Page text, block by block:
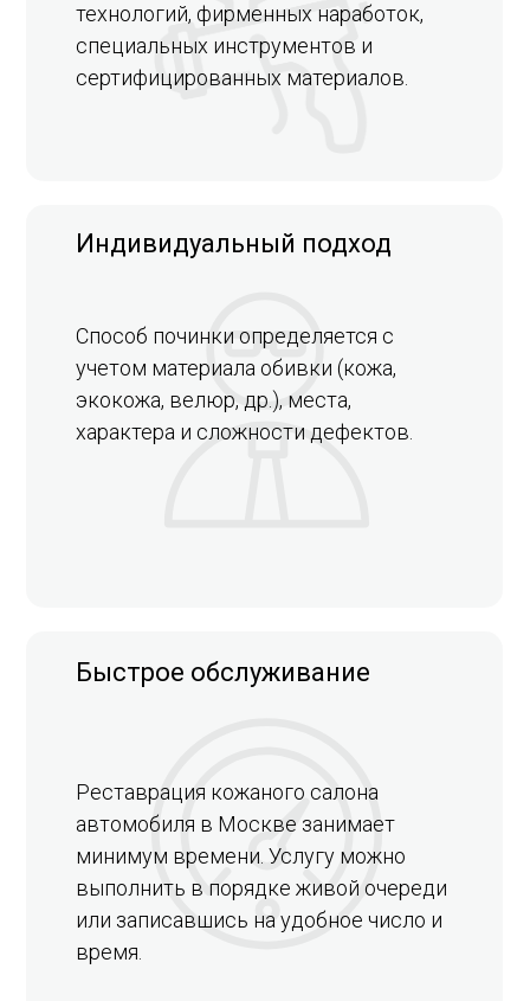
Индивидуальный подход
Быстрое обслуживание
технологий, фирменных наработок,
специальных инструментов и
сертифицированных материалов.
Способ починки определяется с
учетом материала обивки (кожа,
экокожа, велюр, др.), места,
характера и сложности дефектов.
Реставрация кожаного салона
автомобиля в Москве занимает
минимум времени. Услугу можно
выполнить в порядке живой очереди
или записавшись на удобное число и
время.